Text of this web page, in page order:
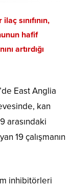
sınıfının,
hafif
artırdığı
East Anglia
kan
arasındaki
19 çalışmanın
inhibitörleri